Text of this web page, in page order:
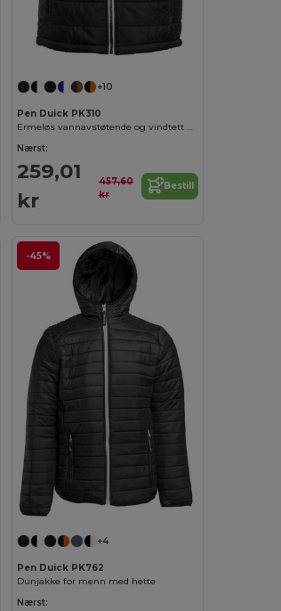
+10
Pen Duick PK310
Ermeløs vannavstøtende og vindtett dunjakke for menn
Nærst:
259,01
kr
457,60
kr
Bestill
-45%
+4
Pen Duick PK762
Dunjakke for menn med hette
Nærst: